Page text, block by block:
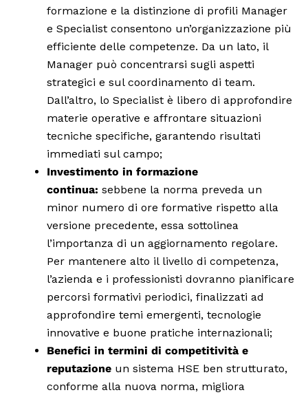
formazione e la distinzione di profili Manager
e Specialist consentono un’organizzazione più
efficiente delle competenze. Da un lato, il
Manager può concentrarsi sugli aspetti
strategici e sul coordinamento di team.
Dall’altro, lo Specialist è libero di approfondire
materie operative e affrontare situazioni
tecniche specifiche, garantendo risultati
immediati sul campo;
Investimento in formazione
continua: sebbene la norma preveda un
minor numero di ore formative rispetto alla
versione precedente, essa sottolinea
l’importanza di un aggiornamento regolare.
Per mantenere alto il livello di competenza,
l’azienda e i professionisti dovranno pianificare
percorsi formativi periodici, finalizzati ad
approfondire temi emergenti, tecnologie
innovative e buone pratiche internazionali;
Benefici in termini di competitività e
reputazione un sistema HSE ben strutturato,
conforme alla nuova norma, migliora